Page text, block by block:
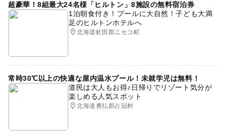
超豪華！8組最大24名様「ヒルトン」8施設の無料宿泊券
1泊朝食付き！プールに大自然！子ども大満
足のヒルトンホテルへ
北海道虻田郡ニセコ町
常時30℃以上の快適な屋内温水プール！未就学児は無料！
道民は大人もお得♪日帰りでリゾート気分が
楽しめる人気スポット
北海道勇払郡占冠村